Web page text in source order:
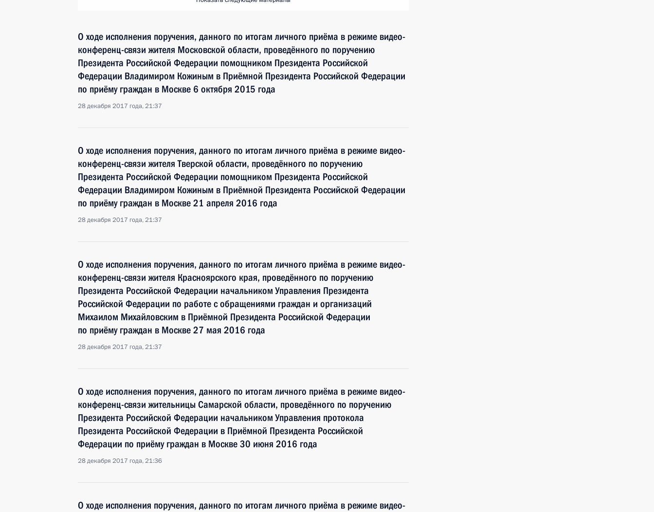
О ходе исполнения поручения, данного по итогам личного приёма в режиме видео-
конференц-связи жителя Московской области, проведённого по поручению
Президента Российской Федерации помощником Президента Российской
Федерации Владимиром Кожиным в Приёмной Президента Российской Федерации
по приёму граждан в Москве 6 октября 2015 года
28 декабря 2017 года, 21:37
О ходе исполнения поручения, данного по итогам личного приёма в режиме видео-
конференц-связи жителя Тверской области, проведённого по поручению
Президента Российской Федерации помощником Президента Российской
Федерации Владимиром Кожиным в Приёмной Президента Российской Федерации
по приёму граждан в Москве 21 апреля 2016 года
28 декабря 2017 года, 21:37
О ходе исполнения поручения, данного по итогам личного приёма в режиме видео-
конференц-связи жителя Красноярского края, проведённого по поручению
Президента Российской Федерации начальником Управления Президента
Российской Федерации по работе с обращениями граждан и организаций
Михаилом Михайловским в Приёмной Президента Российской Федерации
по приёму граждан в Москве 27 мая 2016 года
28 декабря 2017 года, 21:37
О ходе исполнения поручения, данного по итогам личного приёма в режиме видео-
конференц-связи жительницы Самарской области, проведённого по поручению
Президента Российской Федерации начальником Управления протокола
Президента Российской Федерации в Приёмной Президента Российской
Федерации по приёму граждан в Москве 30 июня 2016 года
28 декабря 2017 года, 21:36
О ходе исполнения поручения, данного по итогам личного приёма в режиме видео-